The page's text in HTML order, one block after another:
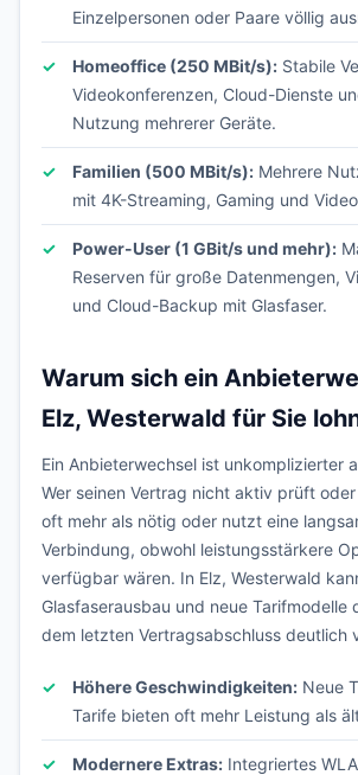
Einzelpersonen oder Paare völlig
Homeoffice (250 MBit/s): Stabile
Videokonferenzen, Cloud-Dienste
Nutzung mehrerer Geräte.
Familien (500 MBit/s): Mehrere
mit 4K-Streaming, Gaming und
Power-User (1 GBit/s und mehr):
Reserven für große Datenmengen,
und Cloud-Backup mit Glasfaser.
Warum sich ein
Elz, Westerwald für Sie
Ein Anbieterwechsel ist unkomplizierter
Wer seinen Vertrag nicht aktiv prüft
oft mehr als nötig oder nutzt eine
Verbindung, obwohl leistungsstärkere
verfügbar wären. In Elz, Westerwald
Glasfaserausbau und neue Tarifmodelle
dem letzten Vertragsabschluss deutlich
Höhere Geschwindigkeiten: Neue
Tarife bieten oft mehr Leistung als
Modernere Extras: Integriertes